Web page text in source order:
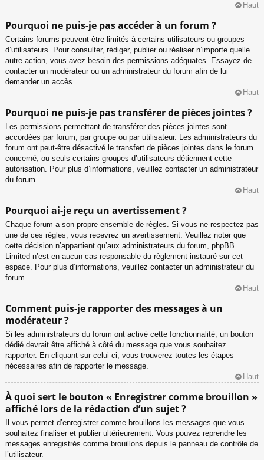
Haut
Pourquoi ne puis-je pas accéder à un forum ?
Certains forums peuvent être limités à certains utilisateurs ou groupes
d’utilisateurs. Pour consulter, rédiger, publier ou réaliser n’importe quelle
autre action, vous avez besoin des permissions adéquates. Essayez de
contacter un modérateur ou un administrateur du forum afin de lui
demander un accès.
Haut
Pourquoi ne puis-je pas transférer de pièces jointes ?
Les permissions permettant de transférer des pièces jointes sont
accordées par forum, par groupe ou par utilisateur. Les administrateurs du
forum ont peut-être désactivé le transfert de pièces jointes dans le forum
concerné, ou seuls certains groupes d’utilisateurs détiennent cette
autorisation. Pour plus d’informations, veuillez contacter un administrateur
du forum.
Haut
Pourquoi ai-je reçu un avertissement ?
Chaque forum a son propre ensemble de règles. Si vous ne respectez pas
une de ces règles, vous recevrez un avertissement. Veuillez noter que
cette décision n’appartient qu’aux administrateurs du forum, phpBB
Limited n’est en aucun cas responsable du règlement instauré sur cet
espace. Pour plus d’informations, veuillez contacter un administrateur du
forum.
Haut
Comment puis-je rapporter des messages à un
modérateur ?
Si les administrateurs du forum ont activé cette fonctionnalité, un bouton
dédié devrait être affiché à côté du message que vous souhaitez
rapporter. En cliquant sur celui-ci, vous trouverez toutes les étapes
nécessaires afin de rapporter le message.
Haut
À quoi sert le bouton « Enregistrer comme brouillon »
affiché lors de la rédaction d’un sujet ?
Il vous permet d’enregistrer comme brouillons les messages que vous
souhaitez finaliser et publier ultérieurement. Vous pouvez reprendre les
messages enregistrés comme brouillons depuis le panneau de contrôle de
l’utilisateur.